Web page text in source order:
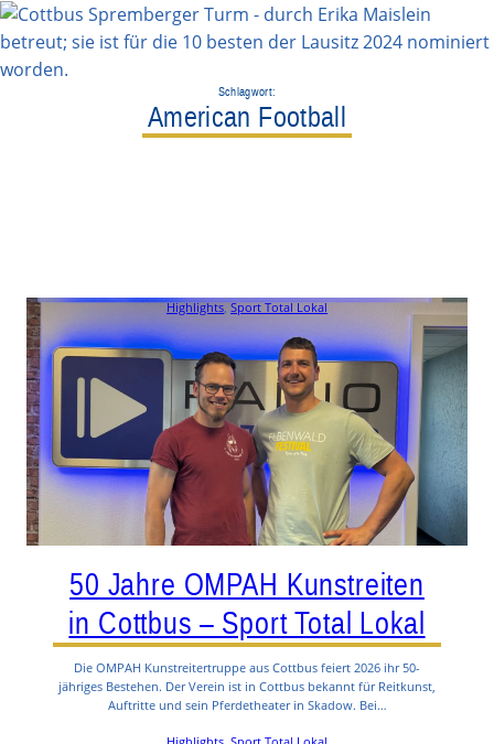
Schlagwort:
American Football
Highlights, Sport Total Lokal
50 Jahre OMPAH Kunstreiten
in Cottbus – Sport Total Lokal
Die OMPAH Kunstreitertruppe aus Cottbus feiert 2026 ihr 50-
jähriges Bestehen. Der Verein ist in Cottbus bekannt für Reitkunst,
Auftritte und sein Pferdetheater in Skadow. Bei…